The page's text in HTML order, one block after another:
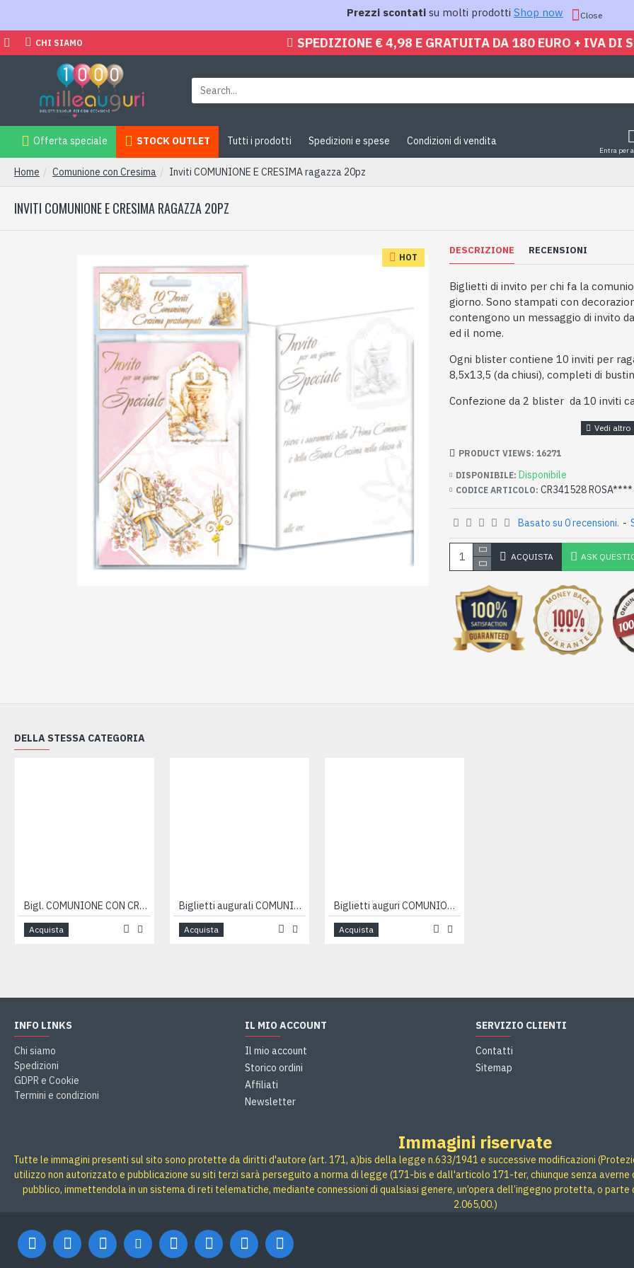
Prezzi scontati su molti prodotti Shop now Close
CHI SIAMO SPEDIZIONE € 4,98 E GRATUITA DA 180 EURO + IVA DI
Offerta speciale STOCK OUTLET Tutti i prodotti Spedizioni e spese Condizioni di vendita
Entra per
Home Comunione con Cresima Inviti COMUNIONE E CRESIMA ragazza 20pz
INVITI COMUNIONE E CRESIMA RAGAZZA 20PZ
HOT
DESCRIZIONE RECENSIONI
Biglietti di invito per chi fa la
giorno. Sono stampati con
contengono un messaggio di invito
ed il nome.
Ogni blister contiene 10 inviti per
8,5x13,5 (da chiusi), completi di
Confezione da 2 blister da 10 inviti
DISPONIBILE: Disponibile
CODICE ARTICOLO: CR341528 ROSA****
PRODUCT VIEWS: 16271
Basato su 0 recensioni. -
ACQUISTA ASK
DELLA STESSA CATEGORIA
Bigl. COMUNIONE CON CRESIMA 12pz
Acquista
Biglietti augurali COMUNIONE e CRESIMA portasoldi 12pz
Acquista
Biglietti auguri COMUNIONE e CRESIMA stesso giorno 12pz
Acquista
INFO LINKS
Chi siamo
Spedizioni
GDPR e Cookie
Termini e condizioni
IL MIO ACCOUNT
Il mio account
Storico ordini
Affiliati
Newsletter
SERVIZIO CLIENTI
Contatti
Sitemap
Immagini riservate
Tutte le immagini presenti sul sito sono protette da diritti d'autore (art. 171, a)bis della legge n.633/1941 e successive modificazioni
utilizzo non autorizzato e pubblicazione su siti terzi sarà perseguito a norma di legge (171-bis e dall'articolo 171-ter, chiunque senza
pubblico, immettendola in un sistema di reti telematiche, mediante connessioni di qualsiasi genere, un’opera dell’ingegno protetta, o
2.065,00.)